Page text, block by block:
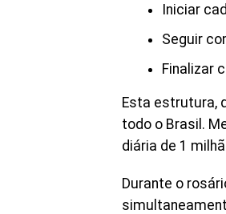
Iniciar
Seguir
Finalizar
Esta estrutura,
todo o Brasil.
diária de 1
Durante o